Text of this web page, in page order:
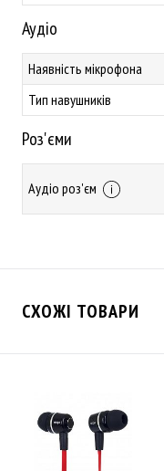
Аудіо
Наявність мікрофона
Тип навушників
Роз'єми
Аудіо роз'єм
СХОЖІ ТОВАРИ